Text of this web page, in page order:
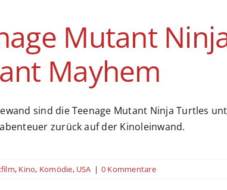
Mutant
Mayhem
sind die Teenage Mutant Ninja Turtles
zurück auf der Kinoleinwand.
, Kino, Komödie, USA | 0 Kommentare